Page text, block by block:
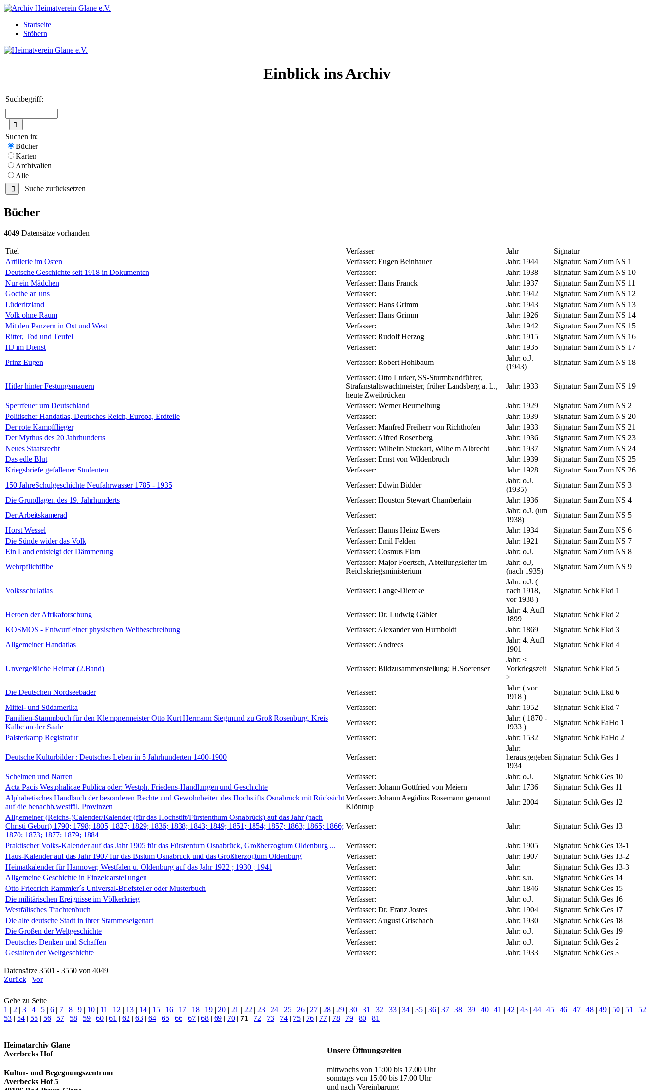
Startseite
Stöbern
Einblick ins Archiv
Suchbegriff:
Suchen in:
Bücher
Karten
Archivalien
Alle
Suche zurücksetzen
Bücher
4049 Datensätze vorhanden
Titel Verfasser Jahr
Signatur
Artillerie im Osten
Verfasser: Eugen Beinhauer Jahr: 1944 Signatur: Sam Zum NS 1
Deutsche Geschichte seit 1918 in Dokumenten
Verfasser: Jahr: 1938 Signatur: Sam Zum NS 10
Nur ein Mädchen
Verfasser: Hans Franck Jahr: 1937 Signatur: Sam Zum NS 11
Goethe an uns
Verfasser: Jahr: 1942 Signatur: Sam Zum NS 12
Lüderitzland
Verfasser: Hans Grimm Jahr: 1943 Signatur: Sam Zum NS 13
Volk ohne Raum
Verfasser: Hans Grimm Jahr: 1926 Signatur: Sam Zum NS 14
Mit den Panzern in Ost und West
Verfasser: Jahr: 1942 Signatur: Sam Zum NS 15
Ritter, Tod und Teufel
Verfasser: Rudolf Herzog Jahr: 1915 Signatur: Sam Zum NS 16
HJ im Dienst
Verfasser: Jahr: 1935 Signatur: Sam Zum NS 17
Prinz Eugen
Verfasser: Robert Hohlbaum
Jahr: o.J.
(1943)
Signatur: Sam Zum NS 18
Hitler hinter Festungsmauern
Verfasser: Otto Lurker, SS-Sturmbandführer,
Strafanstaltswachtmeister, früher Landsberg a. L.,
heute Zweibrücken
Jahr: 1933 Signatur: Sam Zum NS 19
Sperrfeuer um Deutschland Verfasser: Werner Beumelburg Jahr: 1929 Signatur: Sam Zum NS 2
Politischer Handatlas, Deutsches Reich, Europa, Erdteile
Verfasser: Jahr: 1939 Signatur: Sam Zum NS 20
Der rote Kampfflieger
Verfasser: Manfred Freiherr von Richthofen Jahr: 1933 Signatur: Sam Zum NS 21
Der Mythus des 20 Jahrhunderts
Verfasser: Alfred Rosenberg Jahr: 1936 Signatur: Sam Zum NS 23
Neues Staatsrecht
Verfasser: Wilhelm Stuckart, Wilhelm Albrecht Jahr: 1937 Signatur: Sam Zum NS 24
Das edle Blut
Verfasser: Ernst von Wildenbruch Jahr: 1939 Signatur: Sam Zum NS 25
Kriegsbriefe gefallener Studenten
Verfasser: Jahr: 1928 Signatur: Sam Zum NS 26
150 JahreSchulgeschichte Neufahrwasser 1785 - 1935
Verfasser: Edwin Bidder
Jahr: o.J.
(1935)
Signatur: Sam Zum NS 3
Die Grundlagen des 19. Jahrhunderts
Verfasser: Houston Stewart Chamberlain Jahr: 1936 Signatur: Sam Zum NS 4
Der Arbeitskamerad
Verfasser:
Jahr: o.J. (um
1938)
Signatur: Sam Zum NS 5
Horst Wessel
Verfasser: Hanns Heinz Ewers Jahr: 1934 Signatur: Sam Zum NS 6
Die Sünde wider das Volk
Verfasser: Emil Felden Jahr: 1921 Signatur: Sam Zum NS 7
Ein Land entsteigt der Dämmerung
Verfasser: Cosmus Flam Jahr: o.J. Signatur: Sam Zum NS 8
Wehrpflichtfibel
Verfasser: Major Foertsch, Abteilungsleiter im
Reichskriegsministerium
Jahr: o,J,
(nach 1935)
Signatur: Sam Zum NS 9
Volksschulatlas Verfasser: Lange-Diercke
Jahr: o.J. (
nach 1918,
vor 1938 )
Signatur: Schk Ekd 1
Heroen der Afrikaforschung Verfasser: Dr. Ludwig Gäbler
Jahr: 4. Aufl.
1899
Signatur: Schk Ekd 2
KOSMOS - Entwurf einer physischen Weltbeschreibung
Verfasser: Alexander von Humboldt Jahr: 1869 Signatur: Schk Ekd 3
Allgemeiner Handatlas
Verfasser: Andrees
Jahr: 4. Aufl.
1901
Signatur: Schk Ekd 4
Unvergeßliche Heimat (2.Band) Verfasser: Bildzusammenstellung: H.Soerensen
Jahr: <
Vorkriegszeit
>
Signatur: Schk Ekd 5
Die Deutschen Nordseebäder Verfasser:
Jahr: ( vor
1918 )
Signatur: Schk Ekd 6
Mittel- und Südamerika
Verfasser: Jahr: 1952 Signatur: Schk Ekd 7
Familien-Stammbuch für den Klempnermeister Otto Kurt Hermann Siegmund zu Groß Rosenburg, Kreis
Kalbe an der Saale
Verfasser:
Jahr: ( 1870 -
1933 )
Signatur: Schk FaHo 1
Palsterkamp Registratur
Verfasser: Jahr: 1532 Signatur: Schk FaHo 2
Deutsche Kulturbilder : Deutsches Leben in 5 Jahrhunderten 1400-1900 Verfasser:
Jahr:
herausgegeben
1934
Signatur: Schk Ges 1
Schelmen und Narren Verfasser: Jahr: o.J. Signatur: Schk Ges 10
Acta Pacis Westphalicae Publica oder: Westph. Friedens-Handlungen und Geschichte
Verfasser: Johann Gottfried von Meiern Jahr: 1736 Signatur: Schk Ges 11
Alphabetisches Handbuch der besonderen Rechte und Gewohnheiten des Hochstifts Osnabrück mit Rücksicht
auf die benachb.westfäl. Provinzen
Verfasser: Johann Aegidius Rosemann genannt
Klöntrup
Jahr: 2004 Signatur: Schk Ges 12
Allgemeiner (Reichs-)Calender/Kalender (für das Hochstift/Fürstenthum Osnabrück) auf das Jahr (nach
Christi Geburt) 1790; 1798; 1805; 1827; 1829; 1836; 1838; 1843; 1849; 1851; 1854; 1857; 1863; 1865; 1866;
1870; 1873; 1877; 1879; 1884
Verfasser: Jahr: Signatur: Schk Ges 13
Praktischer Volks-Kalender auf das Jahr 1905 für das Fürstentum Osnabrück, Großherzogtum Oldenburg ... Verfasser: Jahr: 1905 Signatur: Schk Ges 13-1
Haus-Kalender auf das Jahr 1907 für das Bistum Osnabrück und das Großherzogtum Oldenburg
Verfasser: Jahr: 1907 Signatur: Schk Ges 13-2
Heimatkalender für Hannover, Westfalen u. Oldenburg auf das Jahr 1922 ; 1930 ; 1941
Verfasser: Jahr: Signatur: Schk Ges 13-3
Allgemeine Geschichte in Einzeldarstellungen
Verfasser: Jahr: s.u. Signatur: Schk Ges 14
Otto Friedrich Rammler´s Universal-Briefsteller oder Musterbuch
Verfasser: Jahr: 1846 Signatur: Schk Ges 15
Die militärischen Ereignisse im Völkerkrieg
Verfasser: Jahr: o.J. Signatur: Schk Ges 16
Westfälisches Trachtenbuch
Verfasser: Dr. Franz Jostes Jahr: 1904 Signatur: Schk Ges 17
Die alte deutsche Stadt in ihrer Stammeseigenart
Verfasser: August Grisebach Jahr: 1930 Signatur: Schk Ges 18
Die Großen der Weltgeschichte
Verfasser: Jahr: o.J. Signatur: Schk Ges 19
Deutsches Denken und Schaffen
Verfasser: Jahr: o.J. Signatur: Schk Ges 2
Gestalten der Weltgeschichte
Verfasser: Jahr: 1933 Signatur: Schk Ges 3
Datensätze 3501 - 3550 von 4049
Zurück | Vor
Gehe zu Seite
1 | 2 | 3 | 4 | 5 | 6 | 7 | 8 | 9 | 10 | 11 | 12 | 13 | 14 | 15 | 16 | 17 | 18 | 19 | 20 | 21 | 22 | 23 | 24 | 25 | 26 | 27 | 28 | 29 | 30 | 31 | 32 | 33 | 34 | 35 | 36 | 37 | 38 | 39 | 40 | 41 | 42 | 43 | 44 | 45 | 46 | 47 | 48 | 49 | 50 | 51 | 52 |
53 | 54 | 55 | 56 | 57 | 58 | 59 | 60 | 61 | 62 | 63 | 64 | 65 | 66 | 67 | 68 | 69 | 70 | 71 | 72 | 73 | 74 | 75 | 76 | 77 | 78 | 79 | 80 | 81 |
Heimatarchiv Glane
Averbecks Hof
Kultur- und Begegnungszentrum
Averbecks Hof 5
Unsere Öffnungszeiten
mittwochs von 15:00 bis 17.00 Uhr
sonntags von 15.00 bis 17.00 Uhr
und nach Vereinbarung